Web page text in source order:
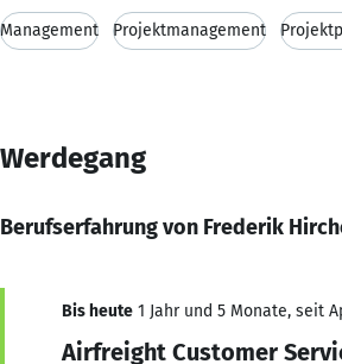
Management Projektmanagement
Werdegang
Berufserfahrung von Frederik
Bis heute 1 Jahr und 5 Monate, seit
Airfreight Customer